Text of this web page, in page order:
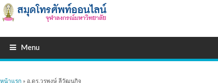
Menu
หน้าแรก » อ.ดร.วรพงษ์ ลีวัฒนกิจ